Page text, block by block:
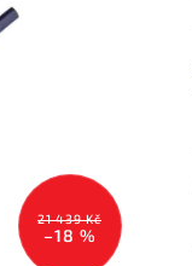
21 439 Kč
–18 %